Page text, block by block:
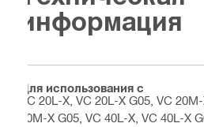
информация
Для использования с
VC 20L-X, VC 20L-X G05, VC
20M-X G05, VC 40L-X, VC 40L-X